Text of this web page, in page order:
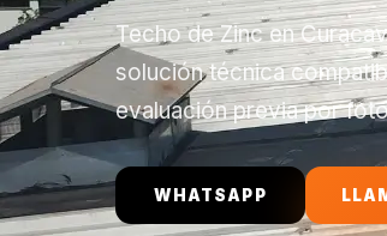
Techo de Zinc en
solución técnica
evaluación previa por
WHATSAPP